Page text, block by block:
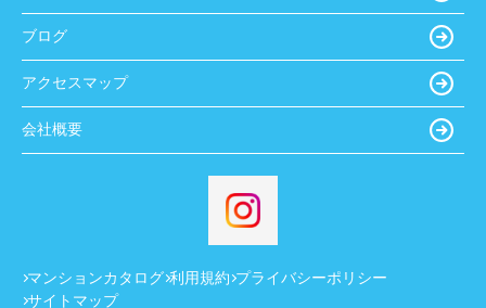
ブログ
アクセスマップ
会社概要
マンションカタログ 利用規約 プライバシーポリシー
サイトマップ